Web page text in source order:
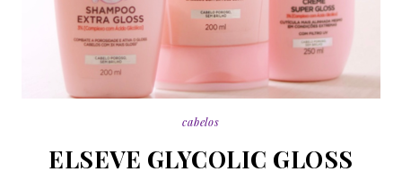
cabelos
ELSEVE GLYCOLIC GLOSS